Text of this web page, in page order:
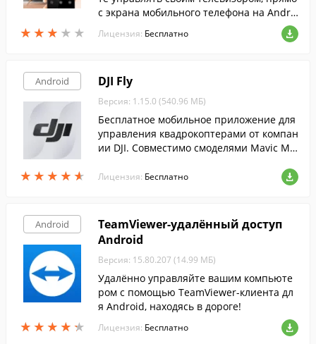
★ ★ ★ ★ ★
★ ★ ★ ★ ★
с экрана мобильного телефона на Andro
Лицензия: Бесплатно
Android
★ ★ ★ ★ ★
★ ★ ★ ★ ★
DJI Fly
Версия: 1.15.0 (540.96 МБ)
Бесплатное мобильное приложение для
управления квадрокоптерами от компан
ии DJI. Совместимо смоделями Mavic Mi
Лицензия: Бесплатно
Android
★ ★ ★ ★ ★
★ ★ ★ ★ ★
TeamViewer-удалённый доступ
Android
Версия: 15.80.207 (14.99 МБ)
Удалённо управляйте вашим компьюте
ром с помощью TeamViewer-клиента дл
я Android, находясь в дороге!
Лицензия: Бесплатно